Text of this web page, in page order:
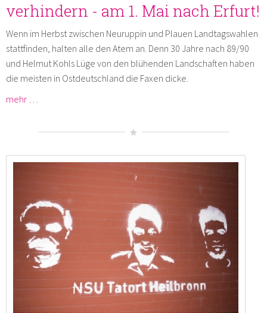
verhindern - am 1. Mai nach Erfurt!
Wenn im Herbst zwischen Neuruppin und Plauen Landtagswahlen
stattfinden, halten alle den Atem an. Denn 30 Jahre nach 89/90
und Helmut Kohls Lüge von den blühenden Landschaften haben
die meisten in Ostdeutschland die Faxen dicke.
mehr …